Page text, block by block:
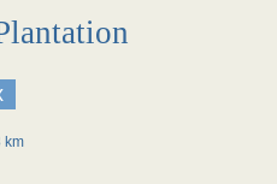
km